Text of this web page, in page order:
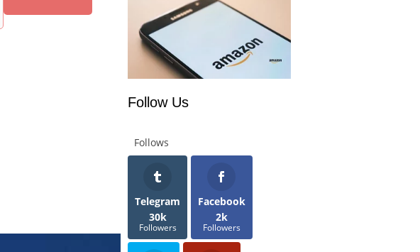
Follow Us
Follows
Telegram
30k
Followers
Facebook
2k
Followers